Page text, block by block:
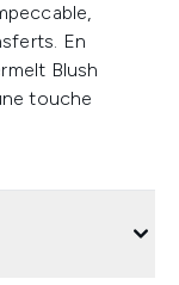
En
Blush
touche